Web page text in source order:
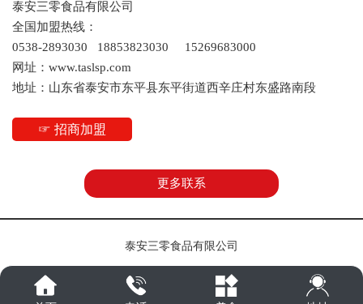
室”或“青岛大学水生物植物研究基地”，未来还将联合东平科协、
东平融媒体中心等单位，把运河文化、黄河文化融入产品宣传
——让东平的健康食品，既有“科技含量”，又有“文化味道”。
更值得期待的是，沙珍霞教授团队还计划推出“科普与营养之
油炸食品，真正把“健康饮食”的理念送到老百姓身边。“我们甚至
想，参会人员提及泰康颐养中心“一床难求”、现有营养餐“口感欠
佳”的现状，恰恰为三零食品的生态鱼、健康熟食打开了“银发经
一种未来可期：小品牌也有“大梦想”
“盐碱地种出来的菜更有风味，生态鱼没有药物残留，这些都是我
泰安三零食品有限公司
全国加盟热线：
0538-2893030 18853823030 15269683000
网址：www.taslsp.com
地址：山东省泰安市东平县东平街道西辛庄村东盛路南段
☞ 招商加盟
更多联系
泰安三零食品有限公司